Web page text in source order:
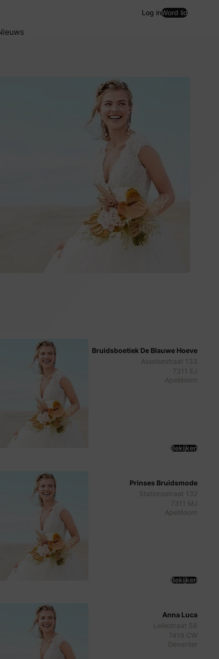
Log inWord lid
Bruidsboetiek De Blauwe Hoeve
Asselsestraat 133
7311 EJ
Apeldoorn
Bekijken
Prinses Bruidsmode
Stationsstraat 132
7311 MJ
Apeldoorn
Bekijken
Anna Luca
Leliestraat 58
7419 CW
Deventer